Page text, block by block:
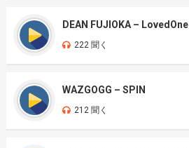
DEAN FUJIOKA – LovedOne
222 聞く
WAZGOGG – SPIN
212 聞く